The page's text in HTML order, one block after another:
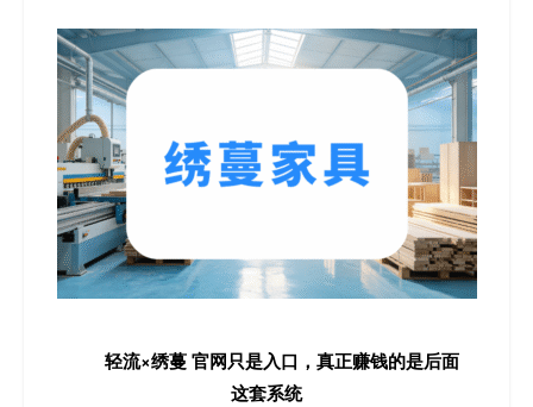
轻流×绣蔓 官网只是入口，真正赚钱的是后面
这套系统